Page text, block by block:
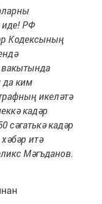
иде! РФ
Кодексының
да ким
икеләтә
кадәр
сәгатькә кадәр
итә
Мәгъданов.